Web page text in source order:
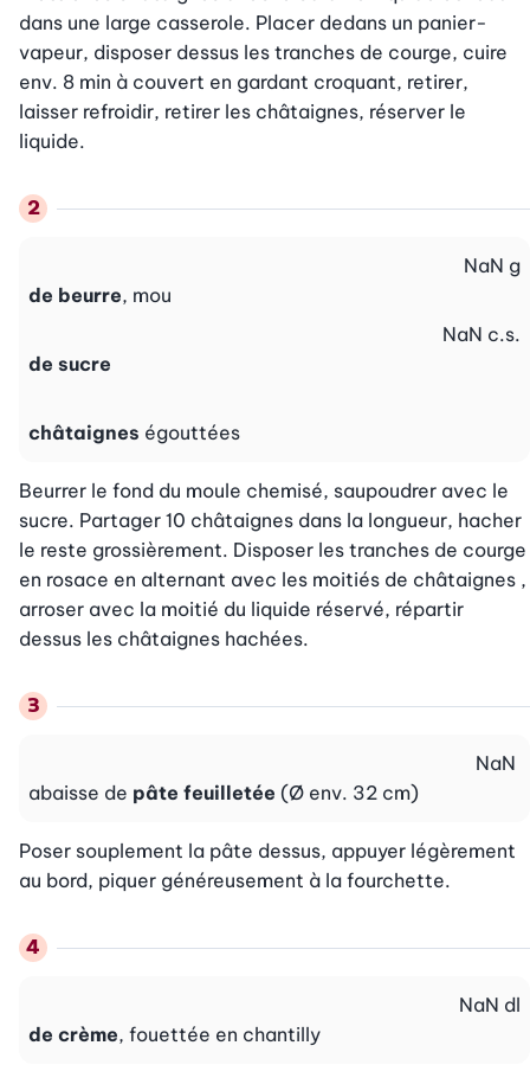
dans une large casserole. Placer dedans un panier-
vapeur, disposer dessus les tranches de courge, cuire
env. 8 min à couvert en gardant croquant, retirer,
laisser refroidir, retirer les châtaignes, réserver le
liquide.
de beurre, mou
NaN g
de sucre
NaN c.s.
châtaignes égouttées
Beurrer le fond du moule chemisé, saupoudrer avec le
sucre. Partager 10 châtaignes dans la longueur, hacher
le reste grossièrement. Disposer les tranches de courge
en rosace en alternant avec les moitiés de châtaignes ,
arroser avec la moitié du liquide réservé, répartir
dessus les châtaignes hachées.
abaisse de pâte feuilletée (Ø env. 32 cm)
NaN
Poser souplement la pâte dessus, appuyer légèrement
au bord, piquer généreusement à la fourchette.
de crème, fouettée en chantilly
NaN dl